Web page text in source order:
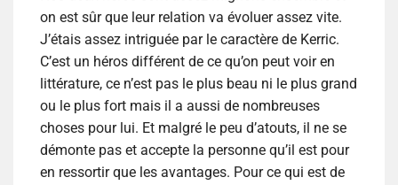
on est sûr que leur relation va évoluer assez vite.
J’étais assez intriguée par le caractère de Kerric.
C’est un héros différent de ce qu’on peut voir en
littérature, ce n’est pas le plus beau ni le plus grand
ou le plus fort mais il a aussi de nombreuses
choses pour lui. Et malgré le peu d’atouts, il ne se
démonte pas et accepte la personne qu’il est pour
en ressortir que les avantages. Pour ce qui est de